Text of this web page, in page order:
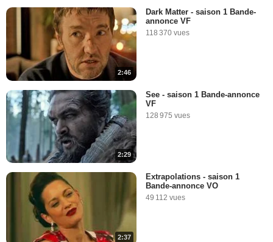
2:46
Dark Matter - saison 1 Bande-
annonce VF
118 370 vues
2:29
See - saison 1 Bande-annonce
VF
128 975 vues
2:37
Extrapolations - saison 1
Bande-annonce VO
49 112 vues